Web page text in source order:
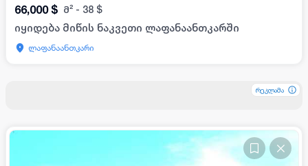
66,000 $ მ² - 38 $
იყიდება მიწის ნაკვეთი ლაფანაანთკარში
ლაფანაანთკარი
რეკლამა
რეკლამა
რეკლამა